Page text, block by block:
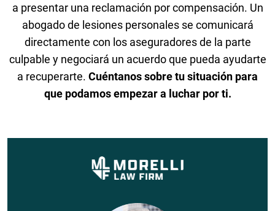
a presentar una reclamación por compensación. Un
abogado de lesiones personales se comunicará
directamente con los aseguradores de la parte
culpable y negociará un acuerdo que pueda ayudarte
a recuperarte. Cuéntanos sobre tu situación para
que podamos empezar a luchar por ti.